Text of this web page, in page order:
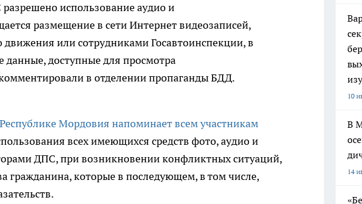
использование аудио и
размещение в сети Интернет видеозаписей,
или сотрудниками Госавтоинспекции, в
доступные для просмотра
в отделении пропаганды БДД.
Мордовия напоминает всем участникам
всех имеющихся средств фото, аудио и
ДПС, при возникновении конфликтных ситуаций,
которые в последующем, в том числе,
10
В
14